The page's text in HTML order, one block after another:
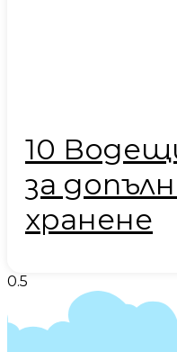
10
за
хранене